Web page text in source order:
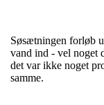
Søsætningen forløb
vand ind - vel noget
det var ikke noget
samme.